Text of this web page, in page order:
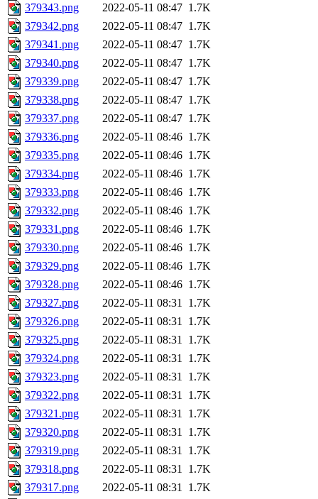
379343.png
2022-05-11 08:47 1.7K
379342.png
2022-05-11 08:47 1.7K
379341.png
2022-05-11 08:47 1.7K
379340.png
2022-05-11 08:47 1.7K
379339.png
2022-05-11 08:47 1.7K
379338.png
2022-05-11 08:47 1.7K
379337.png
2022-05-11 08:47 1.7K
379336.png
2022-05-11 08:46 1.7K
379335.png
2022-05-11 08:46 1.7K
379334.png
2022-05-11 08:46 1.7K
379333.png
2022-05-11 08:46 1.7K
379332.png
2022-05-11 08:46 1.7K
379331.png
2022-05-11 08:46 1.7K
379330.png
2022-05-11 08:46 1.7K
379329.png
2022-05-11 08:46 1.7K
379328.png
2022-05-11 08:46 1.7K
379327.png
2022-05-11 08:31 1.7K
379326.png
2022-05-11 08:31 1.7K
379325.png
2022-05-11 08:31 1.7K
379324.png
2022-05-11 08:31 1.7K
379323.png
2022-05-11 08:31 1.7K
379322.png
2022-05-11 08:31 1.7K
379321.png
2022-05-11 08:31 1.7K
379320.png
2022-05-11 08:31 1.7K
379319.png
2022-05-11 08:31 1.7K
379318.png
2022-05-11 08:31 1.7K
379317.png
2022-05-11 08:31 1.7K